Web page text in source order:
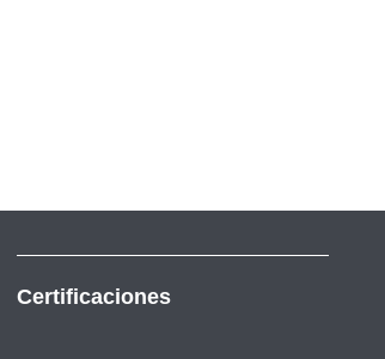
Certificaciones